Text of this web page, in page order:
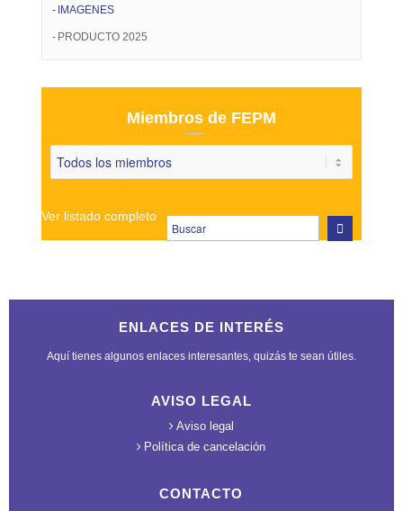
IMAGENES
PRODUCTO 2025
Miembros de FEPM
Ver listado completo
ENLACES DE INTERÉS
Aquí tienes algunos enlaces interesantes, quizás te sean útiles.
AVISO LEGAL
Aviso legal
Política de cancelación
CONTACTO